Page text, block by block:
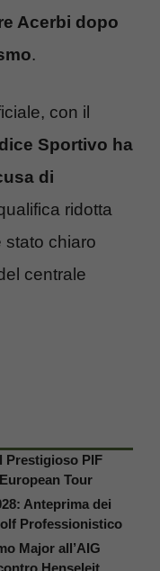
Acerbi dopo
.
con il
Sportivo ha
di
ridotta
stato chiaro
centrale
Prestigioso PIF
Tour
Anteprima dei
Professionistico
Major all’AIG